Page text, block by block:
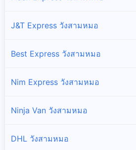
J&T Express วังสามหมอ
Best Express วังสามหมอ
Nim Express วังสามหมอ
Ninja Van วังสามหมอ
DHL วังสามหมอ